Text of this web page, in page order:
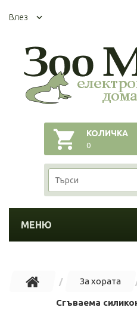
Влез
КОЛИЧКА
0
МЕНЮ
За хората
Сгъваема